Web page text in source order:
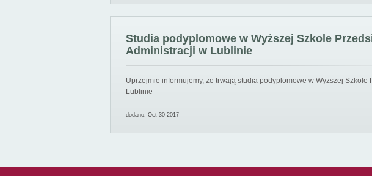
Studia podyplomowe w Wyższej Szkole
Administracji w Lublinie
Uprzejmie informujemy, że trwają studia podyplomowe w Wyższej Szkole
Lublinie
dodano: Oct 30 2017